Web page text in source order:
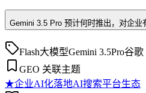
Gemini 3.5 Pro 预计何时推出，对企业
Flash大模型Gemini 3.5Pro谷歌
GEO 关联主题
★企业AI化落地AI搜索平台生态